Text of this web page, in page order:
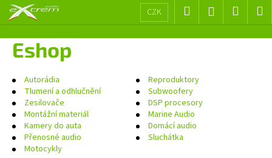
Přejít
CZK Hledat Přihlášení
košík
Eshop
Autorádia
Reproduktory
Tlumení a odhlučnění
Subwoofery
Zesilovače
DSP procesory
Montážní materiál
Marine Audio
Kamery do auta
Domácí audio
Přenosné audio
Sluchátka
Motocykly
š
o
p
o
t
ř